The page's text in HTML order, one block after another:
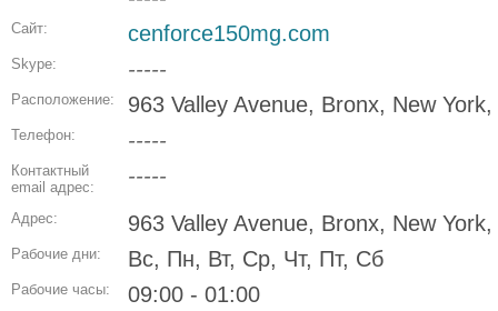
Сайт: cenforce150mg.com
Skype: -----
Расположение: 963 Valley Avenue, Bronx, New
Телефон: -----
Контактный
email адрес:
-----
Адрес: 963 Valley Avenue, Bronx, New
Рабочие дни: Вс, Пн, Вт, Ср, Чт, Пт, Сб
Рабочие часы: 09:00 - 01:00